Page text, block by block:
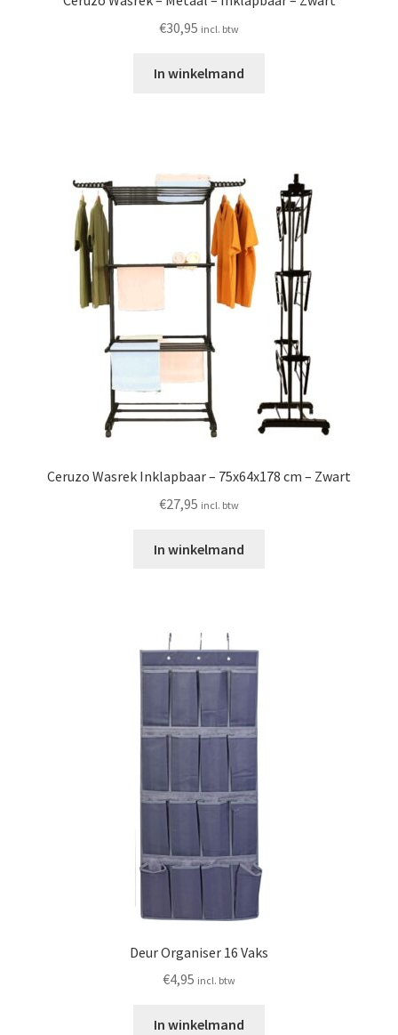
€30,95 incl. btw
In winkelmand
Ceruzo Wasrek Inklapbaar – 75x64x178 cm – Zwart
€27,95 incl. btw
In winkelmand
Deur Organiser 16 Vaks
€4,95 incl. btw
In winkelmand